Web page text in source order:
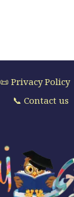
📜 Privacy Policy
📞 Contact us